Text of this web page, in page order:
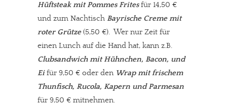
Hüftsteak mit Pommes Fritesfür 14,50 €
und zum Nachtisch Bayrische Creme mit
roter Grütze(5,50 €). Wer nur Zeit für
einen Lunch auf die Hand hat, kann z.B.
Clubsandwich mit Hühnchen, Bacon, und
Eifür 9,50 € oder den Wrap mit frischem
Thunfisch, Rucola, Kapern und Parmesan
für 9,50 € mitnehmen.